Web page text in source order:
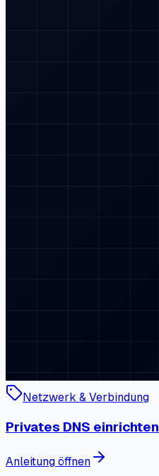
Netzwerk & Verbindung
Privates DNS einrichten
Anleitung öffnen